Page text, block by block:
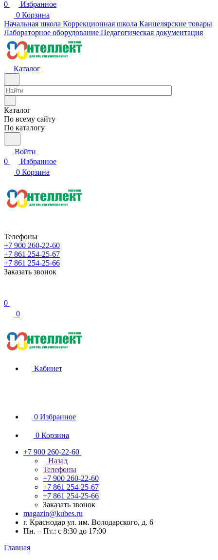
0
Избранное
0 Корзина
Начальная школа Коррекционная школа Канцелярские товары
Лабораторное оборудование Педагогическая документация
Каталог
Каталог
По всему сайту
По каталогу
Войти
0
Избранное
0 Корзина
Телефоны
+7 900 260-22-60
+7 861 254-25-67
+7 861 254-25-66
Заказать звонок
0
0
Кабинет
0 Избранное
0 Корзина
+7 900 260-22-60
Назад
Телефоны
+7 900 260-22-60
+7 861 254-25-67
+7 861 254-25-66
Заказать звонок
magazin@kubes.ru
г. Краснодар ул. им. Володарского, д. 6
Пн. – Пт.: с 8:30 до 17:00
Главная